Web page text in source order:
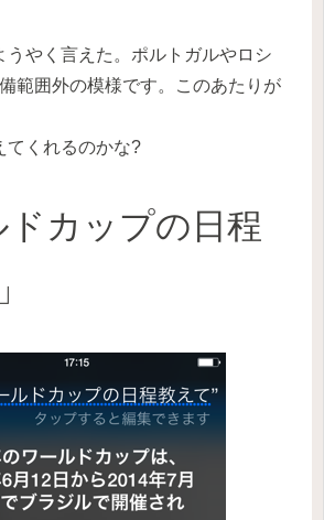
うやく言えた。ポルトガルやロシ
範囲外の模様です。このあたりが
てくれるのかな?
ドカップの日程